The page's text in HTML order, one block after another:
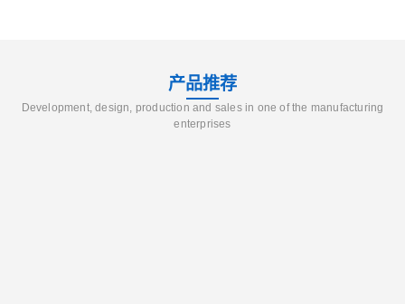
产品推荐
Development, design, production and sales in one of the manufacturing
enterprises